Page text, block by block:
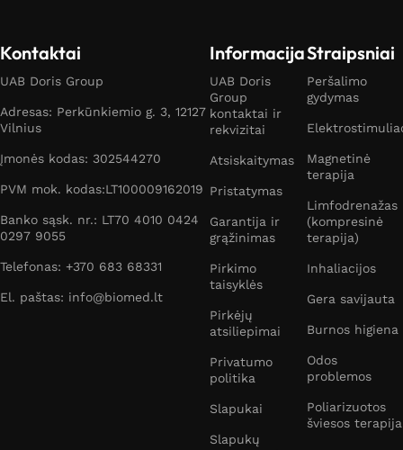
Kontaktai
UAB Doris Group
Adresas: Perkūnkiemio g. 3, 12127
Vilnius
Įmonės kodas: 302544270
PVM mok. kodas:LT100009162019
Banko sąsk. nr.: LT70 4010 0424
0297 9055
Telefonas: +370 683 68331
El. paštas: info@biomed.lt
Informacija
UAB Doris
Group
kontaktai ir
rekvizitai
Atsiskaitymas
Pristatymas
Garantija ir
grąžinimas
Pirkimo
taisyklės
Pirkėjų
atsiliepimai
Privatumo
politika
Slapukai
Slapukų
Straipsniai
Peršalimo
gydymas
Magnetinė
terapija
Limfodrenažas
(kompresinė
terapija)
Inhaliacijos
Gera savijauta
Burnos higiena
Odos
problemos
Poliarizuotos
šviesos terapija